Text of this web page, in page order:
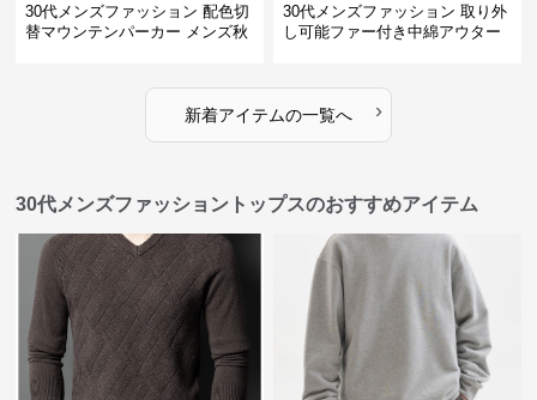
30代メンズファッション 配色切
替マウンテンパーカー メンズ秋
30代メンズファッション 取り外
し可能ファー付き中綿アウター
新着アイテムの一覧へ ›
30代メンズファッショントップスのおすすめアイテム